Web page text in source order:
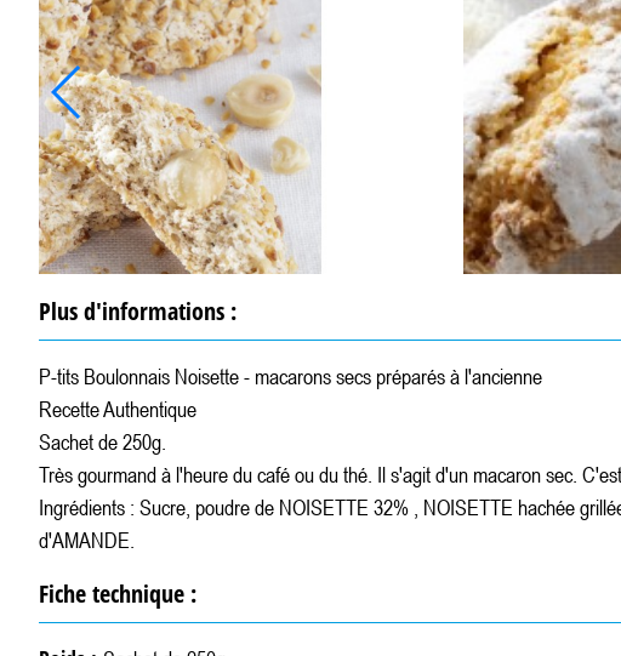
Plus d'informations :
P-tits Boulonnais Noisette - macarons secs préparés à l'ancienne
Recette Authentique
Sachet de 250g.
Très gourmand à l'heure du café ou du thé. Il s'agit d'un macaron sec.
Ingrédients : Sucre, poudre de NOISETTE 32% , NOISETTE hachée
d'AMANDE.
Fiche technique :